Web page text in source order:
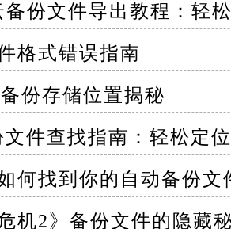
系统为NTFS（支持文件权限
记录 - 按`Win + S`打开搜索
窗口中，点击左侧的“选择
夹 - 点击“添加文件夹”，选择
件夹
- 文件历史记录默认每小时自
备份文件导出教程：轻
格式错误指南
份存储位置揭秘
件查找指南：轻松定
何找到你的自动备份文
机2》备份文件的隐藏